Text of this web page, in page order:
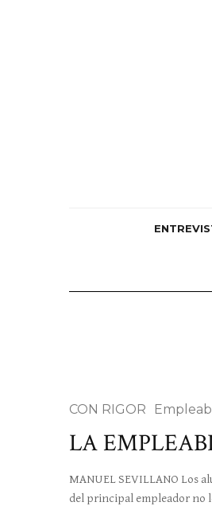
CON RIGOR
LA
MANUEL SEVILLANO Los
del principal empleador no